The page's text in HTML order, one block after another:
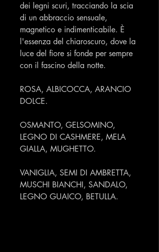
dei legni scuri, tracciando la scia
di un abbraccio sensuale,
magnetico e indimenticabile. È
l'essenza del chiaroscuro, dove la
luce del fiore si fonde per sempre
con il fascino della notte.
ROSA, ALBICOCCA, ARANCIO
DOLCE.
OSMANTO, GELSOMINO,
LEGNO DI CASHMERE, MELA
GIALLA, MUGHETTO.
VANIGLIA, SEMI DI AMBRETTA,
MUSCHI BIANCHI, SANDALO,
LEGNO GUAICO, BETULLA.